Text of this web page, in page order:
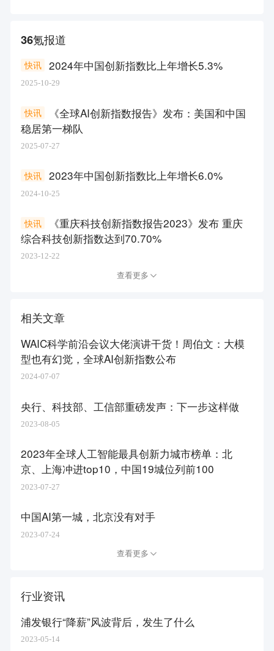
36氪报道
2024年中国创新指数比上年增长5.3%
快讯
2025-10-29
《全球AI创新指数报告》发布：美国和中国
稳居第一梯队
快讯
2025-07-27
2023年中国创新指数比上年增长6.0%
快讯
2024-10-25
《重庆科技创新指数报告2023》发布 重庆
综合科技创新指数达到70.70%
快讯
2023-12-22
查看更多
相关文章
WAIC科学前沿会议大佬演讲干货！周伯文：大模
型也有幻觉，全球AI创新指数公布
2024-07-07
央行、科技部、工信部重磅发声：下一步这样做
2023-08-05
2023年全球人工智能最具创新力城市榜单：北
京、上海冲进top10，中国19城位列前100
2023-07-27
中国AI第一城，北京没有对手
2023-07-24
查看更多
行业资讯
浦发银行“降薪”风波背后，发生了什么
2023-05-14